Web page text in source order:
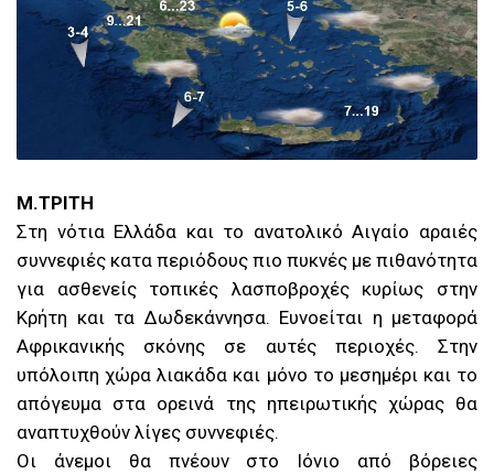
Μ.ΤΡΙΤΗ
Στη νότια Ελλάδα και το ανατολικό Αιγαίο αραιές
συννεφιές κατα περιόδους πιο πυκνές με πιθανότητα
για ασθενείς τοπικές λασποβροχές κυρίως στην
Κρήτη και τα Δωδεκάννησα. Ευνοείται η μεταφορά
Αφρικανικής σκόνης σε αυτές περιοχές. Στην
υπόλοιπη χώρα λιακάδα και μόνο το μεσημέρι και το
απόγευμα στα ορεινά της ηπειρωτικής χώρας θα
αναπτυχθούν λίγες συννεφιές.
Οι άνεμοι θα πνέουν στο Ιόνιο από βόρειες